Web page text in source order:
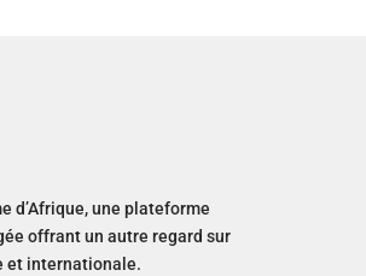
d’Afrique, une plateforme
offrant un autre regard sur
et internationale.